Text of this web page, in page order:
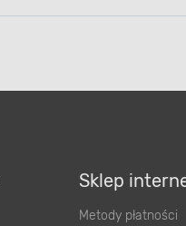
Sklep
Metody płatności